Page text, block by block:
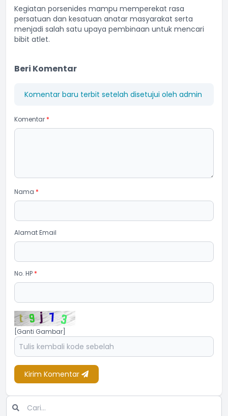
Kegiatan porsenides mampu memperekat rasa
persatuan dan kesatuan anatar masyarakat serta
menjadi salah satu upaya pembinaan untuk mencari
bibit atlet.
Beri Komentar
Komentar baru terbit setelah disetujui oleh admin
Komentar *
Nama *
Alamat Email
No. HP *
[Ganti Gambar]
Kirim Komentar